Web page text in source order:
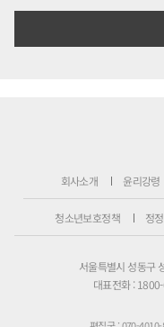
회사소개 윤리강령
청소년보호정책 정
서울특별시 성동구
대표전화 :